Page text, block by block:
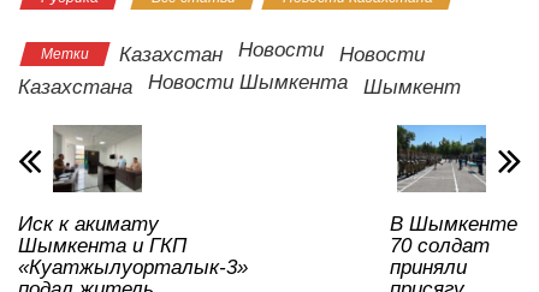
at
s
A
p
p
c
e
b
o
o
k
tt
er
n
o
kl
e
gr
a
.R
u
er р
в
и
ть
Метки Казахстан Новости
Новости
Казахстана
Новости Шымкента Шымкент
Иск к акимату
Шымкента и ГКП
«Куатжылуорталык-3»
В Шымкенте
70 солдат
приняли